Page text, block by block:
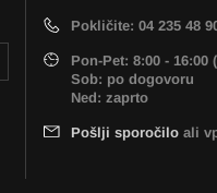
Pokličite: 04 235 48
Pon-Pet: 8:00 -
Sob: po dogovoru
Ned: zaprto
Pošlji sporočiloali